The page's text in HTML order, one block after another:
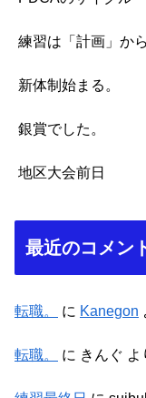
練習は「計画」から
新体制始まる。
銀賞でした。
地区大会前日
最近のコメン
転職。 に Kanegon
転職。 に きんぐ よ